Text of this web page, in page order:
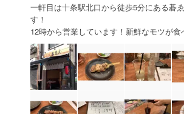
一軒目は十条駅北口から徒歩5分にある碁
す！
12時から営業しています！新鮮なモツが